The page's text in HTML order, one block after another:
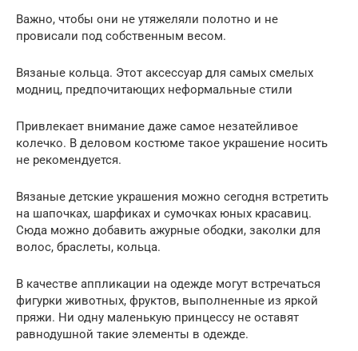
Важно, чтобы они не утяжеляли полотно и не
провисали под собственным весом.
Вязаные кольца. Этот аксессуар для самых смелых
модниц, предпочитающих неформальные стили
Привлекает внимание даже самое незатейливое
колечко. В деловом костюме такое украшение носить
не рекомендуется.
Вязаные детские украшения можно сегодня встретить
на шапочках, шарфиках и сумочках юных красавиц.
Сюда можно добавить ажурные ободки, заколки для
волос, браслеты, кольца.
В качестве аппликации на одежде могут встречаться
фигурки животных, фруктов, выполненные из яркой
пряжи. Ни одну маленькую принцессу не оставят
равнодушной такие элементы в одежде.